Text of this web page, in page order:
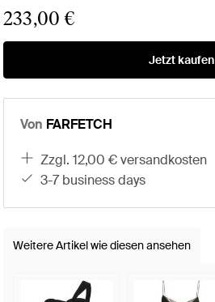
233,00 €
Jetzt kaufen
Von FARFETCH
zzgl. 12,00 € versandkosten
3-7 business days
Weitere Artikel wie diesen ansehen